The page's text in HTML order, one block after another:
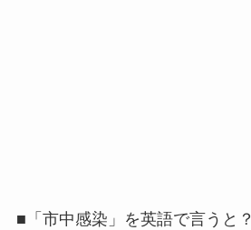
■「市中感染」を英語で言うと？